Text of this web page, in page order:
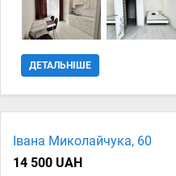
ДЕТАЛЬНІШЕ
Івана Миколайчука, 60
14 500 UAH